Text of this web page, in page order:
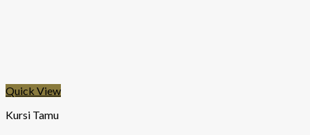
Quick View
Kursi Tamu